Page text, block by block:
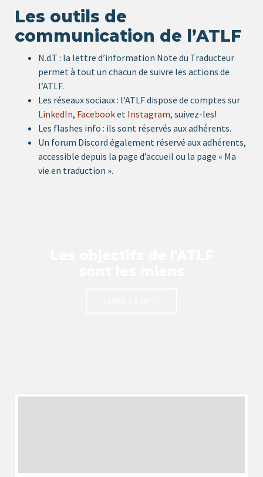
Les outils de
communication de l’ATLF
N.d.T : la lettre d’information Note du Traducteur
permet à tout un chacun de suivre les actions de
l’ATLF.
Les réseaux sociaux : l’ATLF dispose de comptes sur
LinkedIn, Facebooket Instagram, suivez-les!
Les flashes info : ils sont réservés aux adhérents.
Un forum Discord également réservé aux adhérents,
accessible depuis la page d’accueil ou la page « Ma
vie en traduction ».